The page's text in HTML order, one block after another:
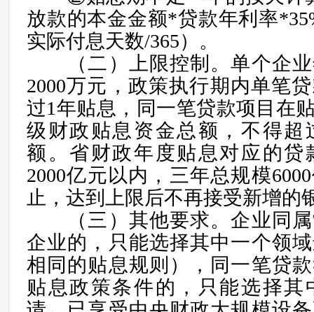
放款的本金金额*贷款年利率
实际付息天数/365）。
（二）上限控制。单个企业
2000万元，政策执行期内单笔
过1年贴息，同一笔贷款项目在
级财政贴息资金总额，不得超
额。省财政年度贴息对应的贷
2000亿元以内，三年总规模
止，达到上限后不再接受新增的
（三）其他要求。企业同属
企业的，只能选择其中一个领
相同的贴息规则），同一笔贷
贴息政策条件的，只能选择其